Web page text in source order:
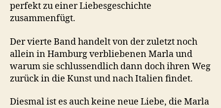
perfekt zu einer Liebesgeschichte
zusammenfügt.
Der vierte Band handelt von der zuletzt noch
allein in Hamburg verbliebenen Marla und
warum sie schlussendlich dann doch ihren Weg
zurück in die Kunst und nach Italien findet.
Diesmal ist es auch keine neue Liebe, die Marla